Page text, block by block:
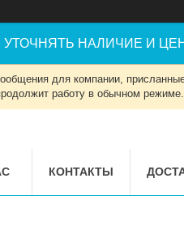
НАЛИЧИЕ И
для компании,
работу в обычном режиме.
КОНТАКТЫ